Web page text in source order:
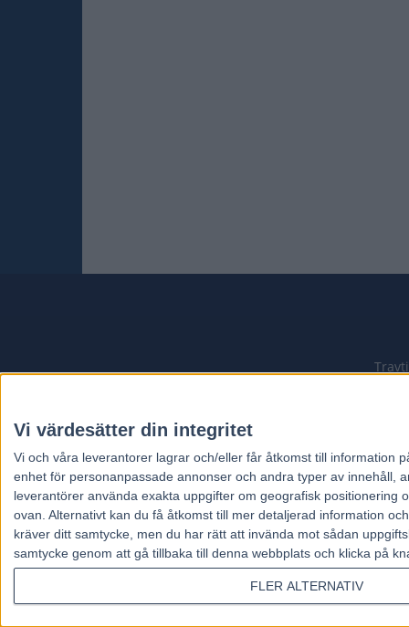
Vi värdesätter din integritet
Vi och våra leverantorer lagrar och/eller får åtkomst till information
enhet för personanpassade annonser och andra typer av innehåll,
leverantörer använda exakta uppgifter om geografisk
ovan. Alternativt kan du få åtkomst till mer detaljerad information
kräver ditt samtycke, men du har rätt att invända mot sådan
samtycke genom att gå tillbaka till denna webbplats och klicka på
FLER ALTERNATIV
© Copyright Alltomtrav.info 2024